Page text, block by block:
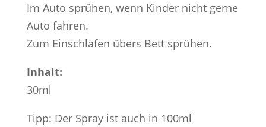
Im Auto sprühen, wenn Kinder nicht gerne
Auto fahren.
Zum Einschlafen übers Bett sprühen.
Inhalt:
30ml
Tipp: Der Spray ist auch in 100ml